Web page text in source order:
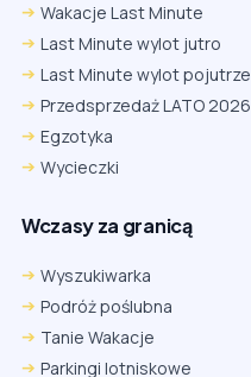
Wakacje Last Minute
Last Minute wylot jutro
Last Minute wylot pojutrze
Przedsprzedaż LATO 2026
Egzotyka
Wycieczki
Wczasy za granicą
Wyszukiwarka
Podróż poślubna
Tanie Wakacje
Parkingi lotniskowe